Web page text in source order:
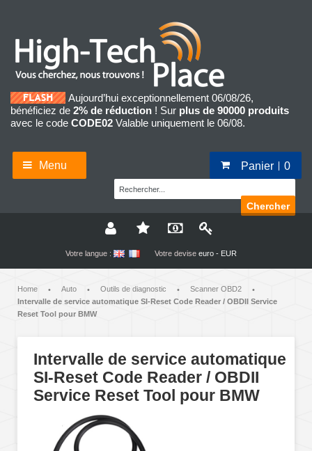
Aujourd’hui exceptionnellement 06/08/26,
bénéficiez de 2% de réduction ! Sur plus de 90000 produits
avec le code CODE02 Valable uniquement le 06/08.
Menu Panier 0
Chercher
Votre langue : Votre devise euro - EUR
Home • Auto • Outils de diagnostic • Scanner OBD2
•
Intervalle de service automatique SI-Reset Code Reader / OBDII Service
Reset Tool pour BMW
Intervalle de service automatique
SI-Reset Code Reader / OBDII
Service Reset Tool pour BMW